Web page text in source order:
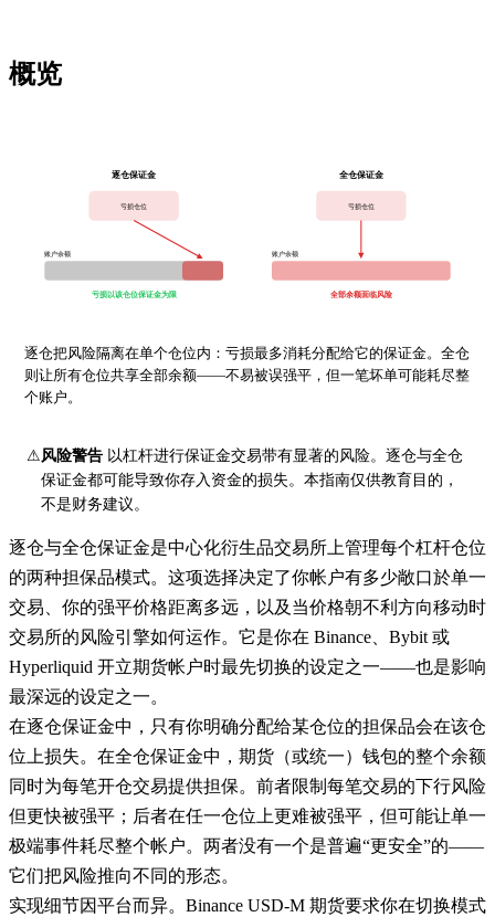
概览
逐仓保证金
亏损仓位
亏损以该仓位保证金为限
账户余额
全仓保证金
亏损仓位
全部余额面临风险
账户余额
逐仓把风险隔离在单个仓位内：亏损最多消耗分配给它的保证金。全仓
则让所有仓位共享全部余额——不易被误强平，但一笔坏单可能耗尽整
个账户。
⚠风险警告 以杠杆进行保证金交易带有显著的风险。逐仓与全仓
保证金都可能导致你存入资金的损失。本指南仅供教育目的，
不是财务建议。
逐仓与全仓保证金是中心化衍生品交易所上管理每个杠杆仓位
的两种担保品模式。这项选择决定了你帐户有多少敞口於单一
交易、你的强平价格距离多远，以及当价格朝不利方向移动时
交易所的风险引擎如何运作。它是你在 Binance、Bybit 或
Hyperliquid 开立期货帐户时最先切换的设定之一——也是影响
最深远的设定之一。
在逐仓保证金中，只有你明确分配给某仓位的担保品会在该仓
位上损失。在全仓保证金中，期货（或统一）钱包的整个余额
同时为每笔开仓交易提供担保。前者限制每笔交易的下行风险
但更快被强平；后者在任一仓位上更难被强平，但可能让单一
极端事件耗尽整个帐户。两者没有一个是普遍“更安全”的——
它们把风险推向不同的形态。
实现细节因平台而异。Binance USD-M 期货要求你在切换模式